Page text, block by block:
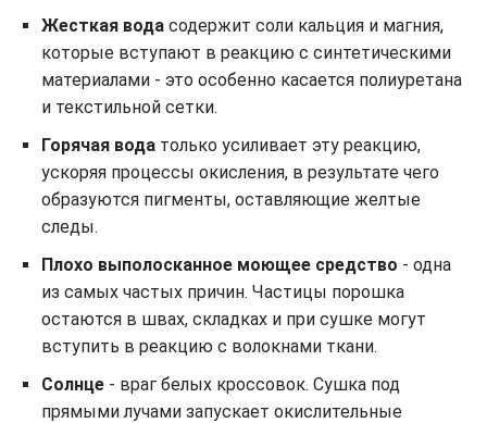
Жесткая вода содержит соли кальция и магния,
которые вступают в реакцию с синтетическими
материалами - это особенно касается полиуретана
и текстильной сетки.
Горячая вода только усиливает эту реакцию,
ускоряя процессы окисления, в результате чего
образуются пигменты, оставляющие желтые
следы.
Плохо выполосканное моющее средство - одна
из самых частых причин. Частицы порошка
остаются в швах, складках и при сушке могут
вступить в реакцию с волокнами ткани.
Солнце - враг белых кроссовок. Сушка под
прямыми лучами запускает окислительные